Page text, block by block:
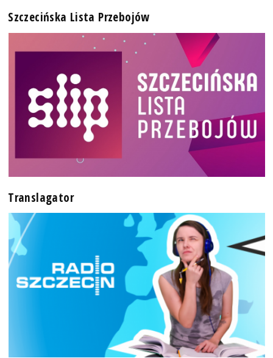
Szczecińska Lista Przebojów
Translagator